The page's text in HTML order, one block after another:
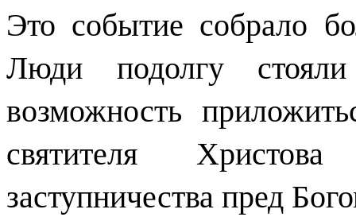
Это событие собрало
Люди подолгу
возможность
святителя
заступничества пред